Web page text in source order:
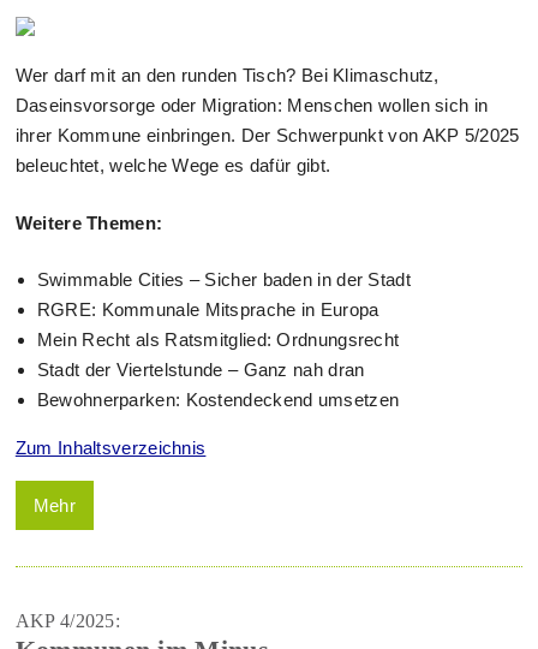
Wer darf mit an den runden Tisch? Bei Klimaschutz,
Daseinsvorsorge oder Migration: Menschen wollen sich in
ihrer Kommune einbringen. Der Schwerpunkt von AKP 5/2025
beleuchtet, welche Wege es dafür gibt.
Weitere Themen:
Swimmable Cities – Sicher baden in der Stadt
RGRE: Kommunale Mitsprache in Europa
Mein Recht als Ratsmitglied: Ordnungsrecht
Stadt der Viertelstunde – Ganz nah dran
Bewohnerparken: Kostendeckend umsetzen
Zum Inhaltsverzeichnis
Mehr
AKP 4/2025: